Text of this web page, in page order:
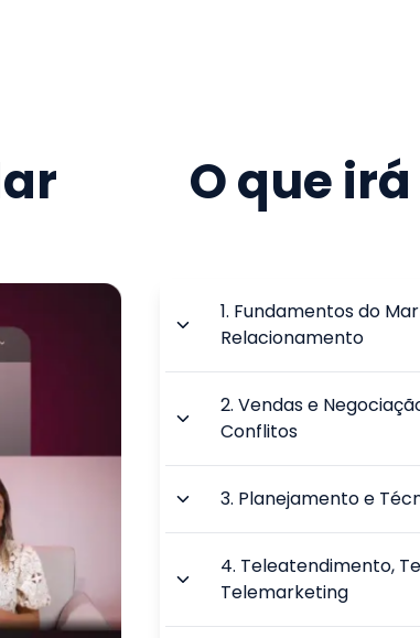
O que
1. Fundamentos do
Relacionamento
2.Vendas e
Conflitos
3. Planejamento e
4. Teleatendimento,
Telemarketing